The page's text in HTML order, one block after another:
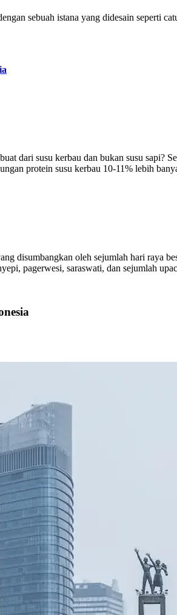
sebuah istana yang didesain seperti
dari susu kerbau dan bukan susu sapi?
protein susu kerbau 10-11% lebih
disumbangkan oleh sejumlah hari raya
pagerwesi, saraswati, dan sejumlah